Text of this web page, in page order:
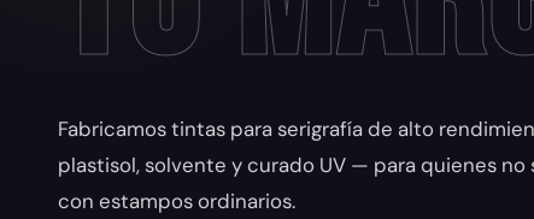
Fabricamos tintas para serigrafía de alto
plastisol, solvente y curado UV — para quienes no
con estampos ordinarios.